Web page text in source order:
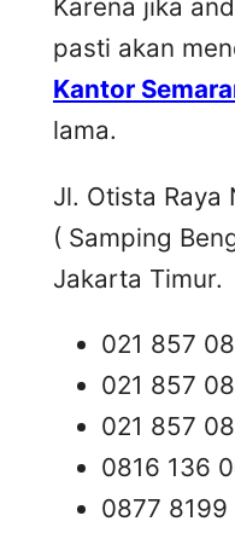
Karena jika
pasti akan
Kantor
lama.
Jl. Otista Raya
( Samping
Jakarta Timur.
021 857
021 857
021 857
0816 136
0877 8199